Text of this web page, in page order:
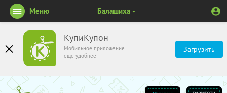
КупиКупон
Мобильное приложение
ещё удобнее
Загрузить
Меню Балашиха